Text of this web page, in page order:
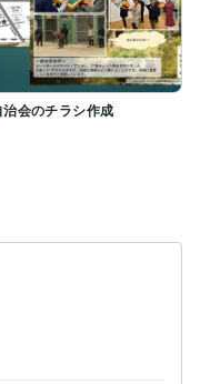
の管理者として、
す。
業管理の仕組み構
ど幅広く対応可能
実務目線で丁寧に
会のチラシ作成